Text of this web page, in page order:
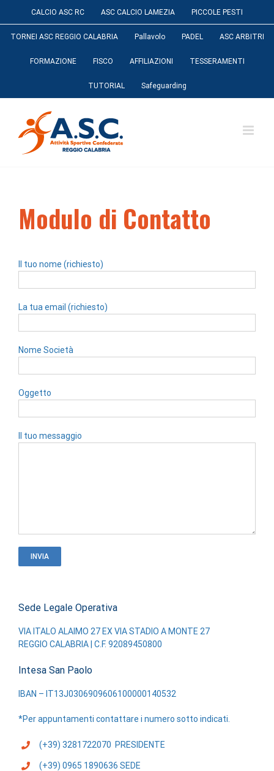
CALCIO ASC RC ASC CALCIO LAMEZIA PICCOLE PESTI
TORNEI ASC REGGIO CALABRIA Pallavolo PADEL ASC ARBITRI
FORMAZIONE FISCO AFFILIAZIONI TESSERAMENTI
TUTORIAL Safeguarding
Modulo di Contatto
Il tuo nome (richiesto)
La tua email (richiesto)
Nome Società
Oggetto
Il tuo messaggio
Sede Legale Operativa
VIA ITALO ALAIMO 27 EX VIA STADIO A MONTE 27
REGGIO CALABRIA | C.F. 92089450800
Intesa San Paolo
IBAN – IT13J0306909606100000140532
*Per appuntamenti contattare i numero sotto indicati.
(+39) 3281722070 PRESIDENTE
(+39) 0965 1890636 SEDE